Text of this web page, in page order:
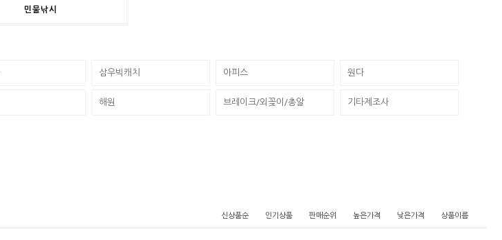
민물낚시
삼우빅캐치 아피스 원다
해원 브레이크/외꽂이/총알 기타제조사
신상품순 인기상품 판매순위 높은가격 낮은가격 상품이름